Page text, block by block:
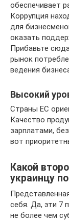
обеспечивает
Коррупция
для
оказать
Прибавьте
рынок
ведения
Высокий
Страны ЕС
Качество
зарплатами,
вот
Какой
украинцу
себя. Да, эти 7
не более чем